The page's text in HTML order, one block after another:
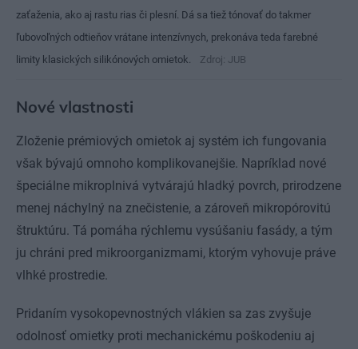
zaťaženia, ako aj rastu rias či plesní. Dá sa tiež tónovať do takmer
ľubovoľných odtieňov vrátane intenzívnych, prekonáva teda farebné
limity klasických silikónových omietok.
Zdroj: JUB
Nové vlastnosti
Zloženie prémiových omietok aj systém ich fungovania
však bývajú omnoho komplikovanejšie. Napríklad nové
špeciálne mikroplnivá vytvárajú hladký povrch, prirodzene
menej náchylný na znečistenie, a zároveň mikropórovitú
štruktúru. Tá pomáha rýchlemu vysúšaniu fasády, a tým
ju chráni pred mikroorganizmami, ktorým vyhovuje práve
vlhké prostredie.
Pridaním vysokopevnostných vlákien sa zas zvyšuje
odolnosť omietky proti mechanickému poškodeniu aj